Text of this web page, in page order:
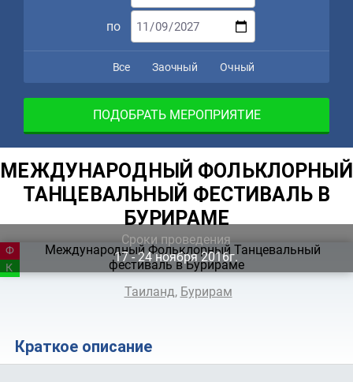
по
Все Заочный Очный
ПОДОБРАТЬ МЕРОПРИЯТИЕ
МЕЖДУНАРОДНЫЙ ФОЛЬКЛОРНЫЙ
ТАНЦЕВАЛЬНЫЙ ФЕСТИВАЛЬ В
БУРИРАМЕ
Сроки проведения
17 ‐ 24ноября 2016г.
ФЕСТИВАЛЬ
КОНКУРС
Таиланд, Бурирам
Краткое описание